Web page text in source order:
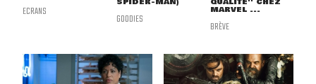
ECRANS GOODIES
MARVEL ...
BRÈVE